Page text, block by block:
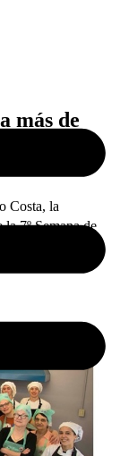
más de
Costa, la
7º Semana de
a cargo
de las